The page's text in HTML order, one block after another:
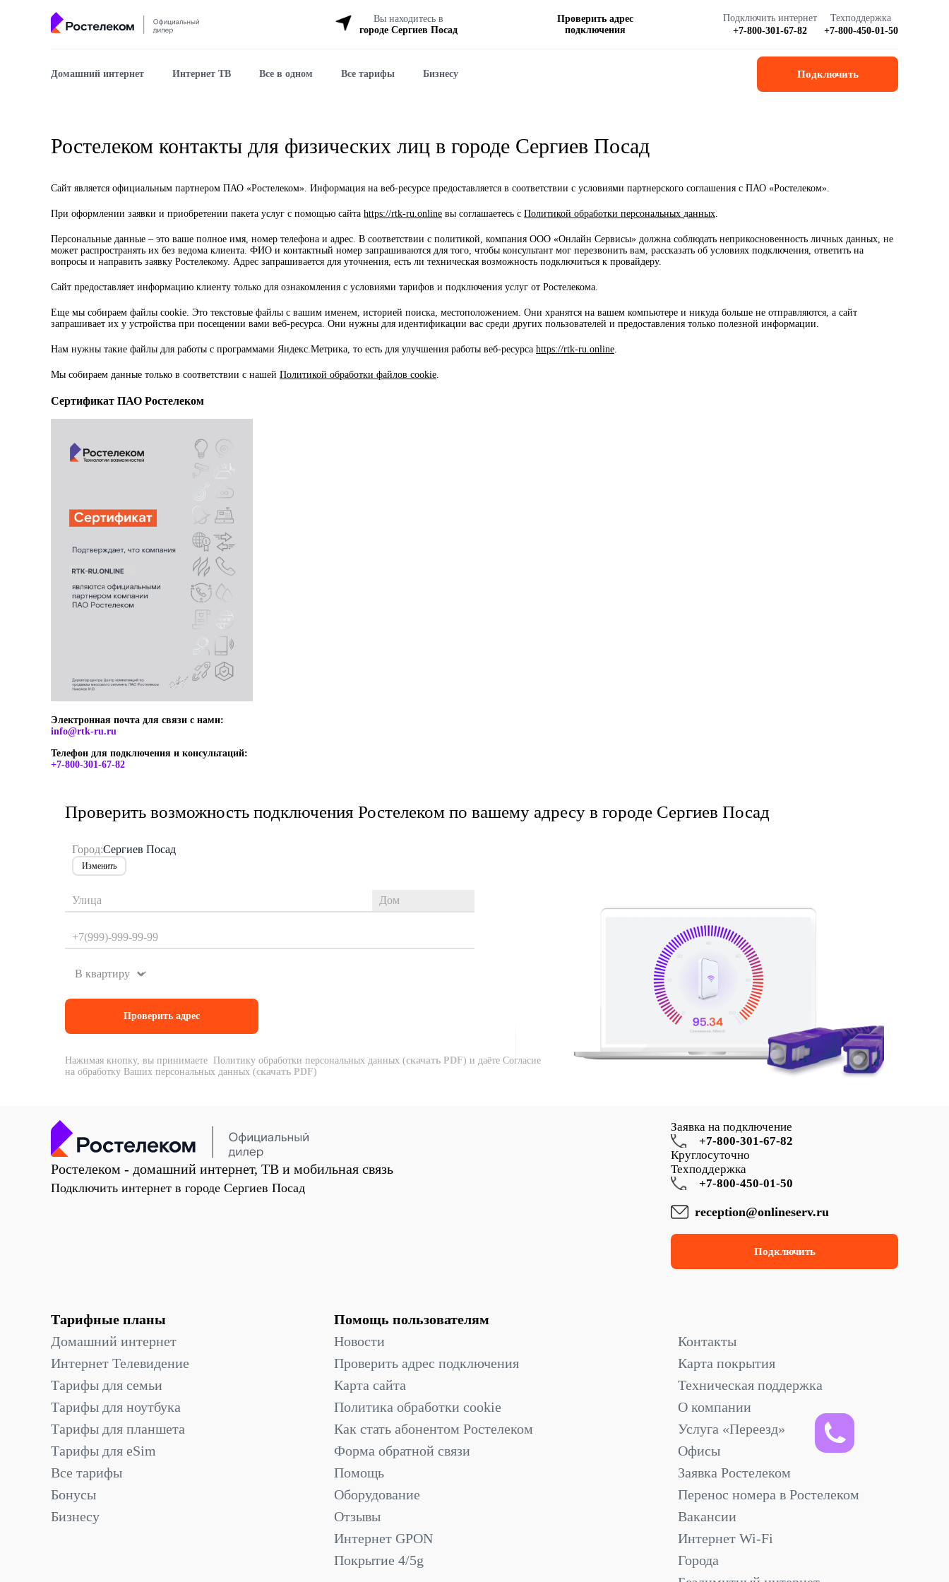
Вы находитесь в
городе Сергиев Посад
Проверить адрес
подключения
Подключить интернет
+7-800-301-67-82
Техподдержка
+7-800-450-01-50
Домашний интернет Интернет ТВ Все в одном Все тарифы Бизнесу Подключить
Ростелеком контакты для физических лиц в городе Сергиев Посад
Сайт является официальным партнером ПАО «Ростелеком». Информация на веб-ресурсе предоставляется в соответствии с условиями партнерского соглашения с ПАО «Ростелеком».
При оформлении заявки и приобретении пакета услуг с помощью сайта https://rtk-ru.online вы соглашаетесь с Политикой обработки персональных данных.
Персональные данные – это ваше полное имя, номер телефона и адрес. В соответствии с политикой, компания ООО «Онлайн Сервисы» должна соблюдать неприкосновенность личных данных, не
может распространять их без ведома клиента. ФИО и контактный номер запрашиваются для того, чтобы консультант мог перезвонить вам, рассказать об условиях подключения, ответить на
вопросы и направить заявку Ростелекому. Адрес запрашивается для уточнения, есть ли техническая возможность подключиться к провайдеру.
Сайт предоставляет информацию клиенту только для ознакомления с условиями тарифов и подключения услуг от Ростелекома.
Еще мы собираем файлы cookie. Это текстовые файлы с вашим именем, историей поиска, местоположением. Они хранятся на вашем компьютере и никуда больше не отправляются, а сайт
запрашивает их у устройства при посещении вами веб-ресурса. Они нужны для идентификации вас среди других пользователей и предоставления только полезной информации.
Нам нужны такие файлы для работы с программами Яндекс.Метрика, то есть для улучшения работы веб-ресурса https://rtk-ru.online.
Мы собираем данные только в соответствии с нашей Политикой обработки файлов cookie.
Сертификат ПАО Ростелеком
Электронная почта для связи с нами:
info@rtk-ru.ru
Телефон для подключения и консультаций:
+7-800-301-67-82
Проверить возможность подключения Ростелеком по вашему адресу в городе Сергиев Посад
Город:Сергиев Посад
Изменить
Нажимая кнопку, вы принимаете Политику обработки персональных данных (скачать PDF) и даёте Согласие
на обработку Ваших персональных данных (скачать PDF)
Ростелеком - домашний интернет, ТВ и мобильная связь
Подключить интернет в городе Сергиев Посад
Заявка на подключение
+7-800-301-67-82
Круглосуточно
Техподдержка
+7-800-450-01-50
reception@onlineserv.ru
Подключить
Тарифные планы
Домашний интернет
Интернет Телевидение
Тарифы для семьи
Тарифы для ноутбука
Тарифы для планшета
Тарифы для eSim
Все тарифы
Бонусы
Бизнесу
Помощь пользователям
Новости
Проверить адрес подключения
Карта сайта
Политика обработки cookie
Как стать абонентом Ростелеком
Форма обратной связи
Помощь
Оборудование
Отзывы
Интернет GPON
Покрытие 4/5g
Контакты
Карта покрытия
Техническая поддержка
О компании
Услуга «Переезд»
Офисы
Заявка Ростелеком
Перенос номера в Ростелеком
Вакансии
Интернет Wi-Fi
Города